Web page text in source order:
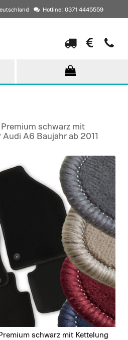
Hotline: 0371 4445559
schwarz mit
A6 Baujahr ab 2011
schwarz mit Kettelung